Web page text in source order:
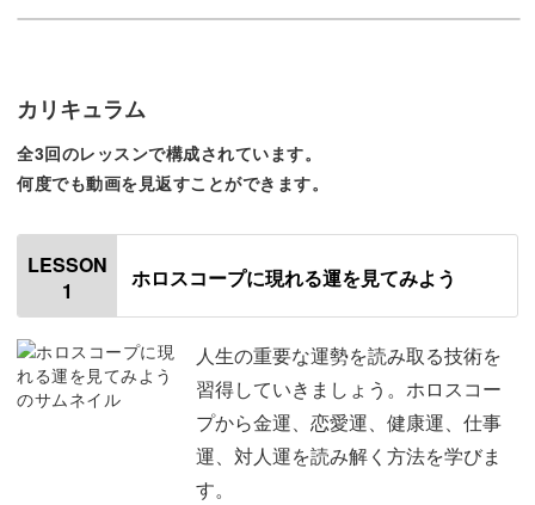
方法を学べます。
恋愛運は、その傾向や理想のパートナーについて。
健康運なら、ケアが必要になりやすい体の部位について、
読み取っていきますよ。
カリキュラム
全3回のレッスンで構成されています。
何度でも動画を見返すことができます。
LESSON
1
ホロスコープに現れる運を見てみよう
人生の重要な運勢を読み取る技術を
習得していきましょう。ホロスコー
プから金運、恋愛運、健康運、仕事
運、対人運を読み解く方法を学びま
す。